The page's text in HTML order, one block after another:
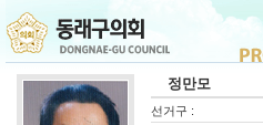
정만모
선거구 :